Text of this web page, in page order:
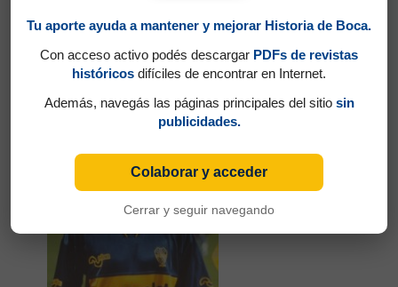
Partidos jugados por Sergio Daniel Martínez en
Torneo Clausura 1996
Tchami, Alphonse Marie
Tu aporte ayuda a mantener y mejorar Historia de Boca.
Con acceso activo podés descargar PDFs de revistas
históricos difíciles de encontrar en Internet.
Además, navegás las páginas principales del sitio sin
publicidades.
Colaborar y acceder
Cerrar y seguir navegando